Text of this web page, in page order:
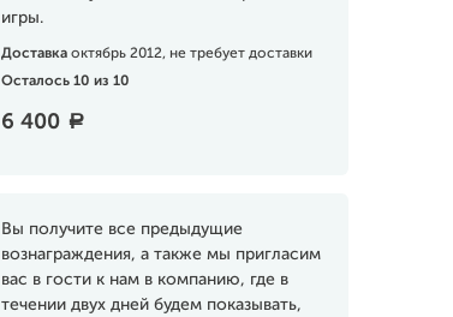
игры.
Доставка октябрь 2012, не требует доставки
Осталось 10 из 10
6 400 a
Вы получите все предыдущие
вознаграждения, а также мы пригласим
вас в гости к нам в компанию, где в
течении двух дней будем показывать,